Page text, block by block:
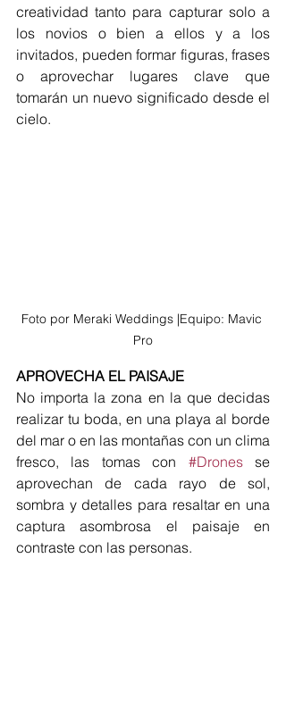
creatividad tanto para capturar solo a
los novios o bien a ellos y a los
invitados, pueden formar figuras, frases
o aprovechar lugares clave que
tomarán un nuevo significado desde el
cielo.
Foto por Meraki Weddings |Equipo: Mavic
Pro
APROVECHA EL PAISAJE
No importa la zona en la que decidas
realizar tu boda, en una playa al borde
del mar o en las montañas con un clima
fresco, las tomas con #Drones se
aprovechan de cada rayo de sol,
sombra y detalles para resaltar en una
captura asombrosa el paisaje en
contraste con las personas.